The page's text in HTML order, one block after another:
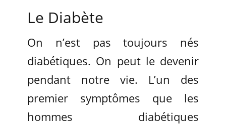
Le Diabète
On n’est pas toujours nés
diabétiques. On peut le devenir
pendant notre vie. L’un des
premier symptômes que les
hommes diabétiques